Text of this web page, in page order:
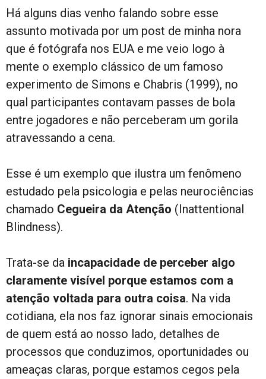
Há alguns dias venho falando sobre esse
assunto motivada por um post de minha nora
que é fotógrafa nos EUA e me veio logo à
mente o exemplo clássico de um famoso
experimento de Simons e Chabris (1999), no
qual participantes contavam passes de bola
entre jogadores e não perceberam um gorila
atravessando a cena.
Esse é um exemplo que ilustra um fenômeno
estudado pela psicologia e pelas neurociências
chamado Cegueira da Atenção (Inattentional
Blindness).
Trata-se da incapacidade de perceber algo
claramente visível porque estamos com a
atenção voltada para outra coisa. Na vida
cotidiana, ela nos faz ignorar sinais emocionais
de quem está ao nosso lado, detalhes de
processos que conduzimos, oportunidades ou
ameaças claras, porque estamos cegos pela